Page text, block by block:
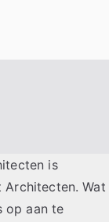
is
Architecten. Wat
op aan te